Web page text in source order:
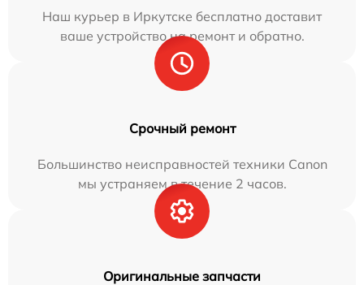
Наш курьер в Иркутске бесплатно доставит
ваше устройство на ремонт и обратно.
Срочный ремонт
Большинство неисправностей техники Canon
мы устраняем в течение 2 часов.
Оригинальные запчасти